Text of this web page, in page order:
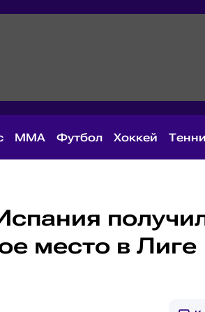
MMA Футбол Хоккей
место в Лиге